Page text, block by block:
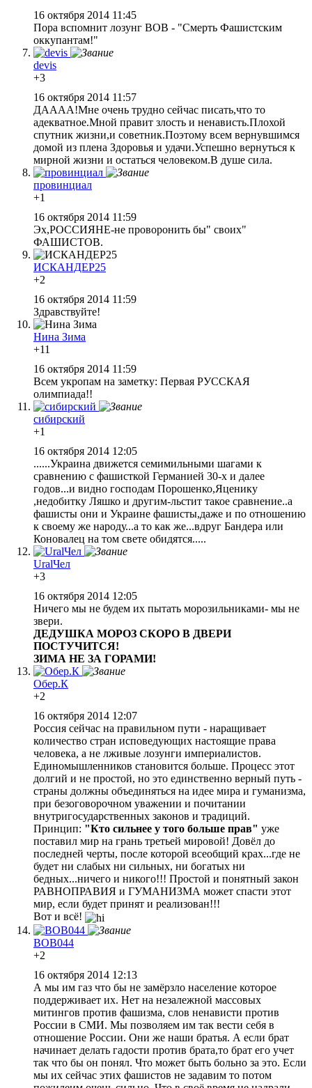
16 октября 2014 11:45
Пора вспомнит лозунг ВОВ - "Смерть Фашистским
оккупантам!"
devis
+3
16 октября 2014 11:57
ДАААА!Мне очень трудно сейчас писать,что то
адекватное.Мной правит злость и ненависть.Плохой
спутник жизни,и советник.Поэтому всем вернувшимся
домой из плена Здоровья и удачи.Успешно вернуться к
мирной жизни и остаться человеком.В душе сила.
провинциал
+1
16 октября 2014 11:59
Эх,РОССИЯНЕ-не проворонить бы" своих"
ФАШИСТОВ.
ИСКАНДЕР25
+2
16 октября 2014 11:59
Здравствуйте!
Нина Зима
+11
16 октября 2014 11:59
Всем укропам на заметку: Первая РУССКАЯ
олимпиада!!
сибирский
+1
16 октября 2014 12:05
......Украина движется семимильными шагами к
сравнению с фашисткой Германией 30-х и далее
годов...и видно господам Порошенко,Яценику
,недобитку Ляшко и другим-льстит такое сравнение..а
фашисты они и Украине фашисты,даже и по отношению
к своему же народу...а то как же...вдруг Бандера или
Коновалец на том свете обидятся.....
UralЧел
+3
16 октября 2014 12:05
Ничего мы не будем их пытать морозильниками- мы не
звери.
ДЕДУШКА МОРОЗ СКОРО В ДВЕРИ
ПОСТУЧИТСЯ!
ЗИМА НЕ ЗА ГОРАМИ!
Обер.К
+2
16 октября 2014 12:07
Россия сейчас на правильном пути - наращивает
количество стран исповедующих настоящие права
человека, а не лживые лозунги империалистов.
Единомышленников становится больше. Процесс этот
долгий и не простой, но это единственно верный путь -
страны должны объединяться на идее мира и гуманизма,
при безоговорочном уважении и почитании
внутригосударственных законов и традиций.
Принцип: "Кто сильнее у того больше прав" уже
поставил мир на грань третьей мировой! Довёл до
последней черты, после которой всеобщий крах...где не
будет ни слабых ни сильных, ни богатых ни
бедных...ничего и никого!!! Простой и понятный закон
РАВНОПРАВИЯ и ГУМАНИЗМА может спасти этот
мир, если будет принят и реализован!!!
Вот и всё!
BOB044
+2
16 октября 2014 12:13
А мы им газ что бы не замёрзло население которое
поддерживает их. Нет на незалежной массовых
митингов против фашизма, слов ненависти против
России в СМИ. Мы позволяем им так вести себя в
отношение России. Они же наши братья. А если брат
начинает делать гадости против брата,то брат его учет
так что бы он понял. Что может быть больно за это. Если
мы их сейчас этих фашистов не задавим то потом